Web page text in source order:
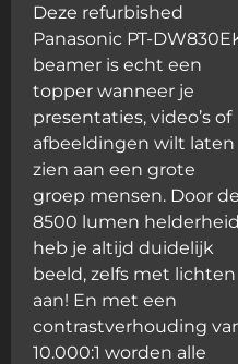
Deze refurbished
Panasonic PT-
beamer is echt een
topper wanneer je
presentaties, video’s of
afbeeldingen wilt laten
zien aan een grote
groep mensen. Door de
8500 lumen helderheid
heb je altijd duidelijk
beeld, zelfs met lichten
aan! En met een
contrastverhouding
10.000:1 worden alle